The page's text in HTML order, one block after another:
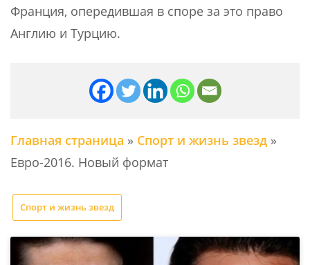
Франция, опередившая в споре за это право
Англию и Турцию.
Главная страница » Спорт и жизнь звезд »
Евро-2016. Новый формат
Спорт и жизнь звезд